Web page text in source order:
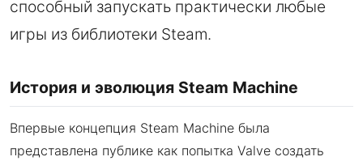
способный запускать практически любые
игры из библиотеки Steam.
История и эволюция Steam Machine
Впервые концепция Steam Machine была
представлена публике как попытка Valve создать